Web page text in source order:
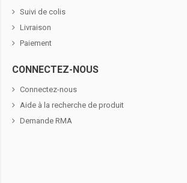
Suivi de colis
Livraison
Paiement
CONNECTEZ-NOUS
Connectez-nous
Aide à la recherche de produit
Demande RMA